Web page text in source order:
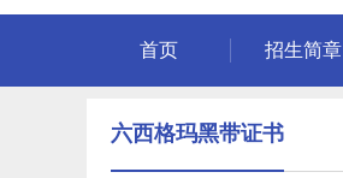
首页 招生简章
六西格玛黑带证书